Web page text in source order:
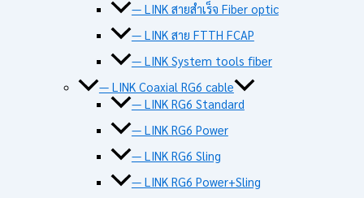
— LINK สายสำเร็จ Fiber optic
— LINK สาย FTTH FCAP
— LINK System tools fiber
— LINK Coaxial RG6 cable
— LINK RG6 Standard
— LINK RG6 Power
— LINK RG6 Sling
— LINK RG6 Power+Sling